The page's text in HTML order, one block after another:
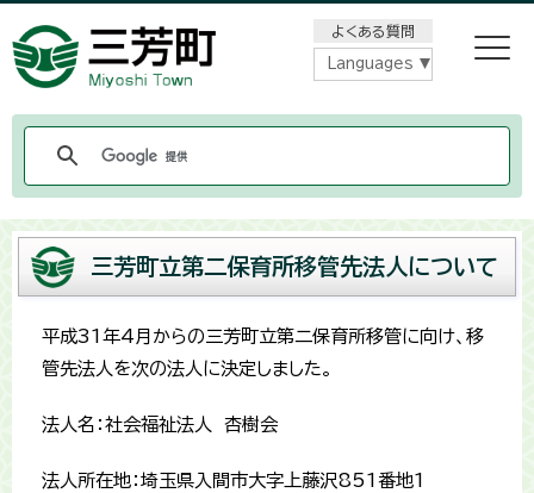
よくある質問
Languages
三芳町立第二保育所移管先法人について
平成31年4月からの三芳町立第二保育所移管に向け、移
管先法人を次の法人に決定しました。
法人名：社会福祉法人 杏樹会
法人所在地：埼玉県入間市大字上藤沢851番地1